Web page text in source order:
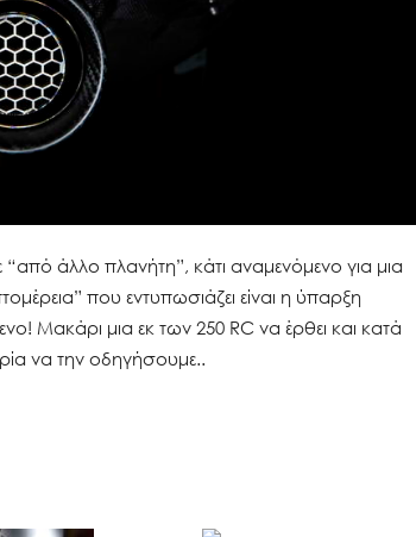
“από άλλο πλανήτη”, κάτι αναμενόμενο για μια
που εντυπωσιάζει είναι η ύπαρξη
Μακάρι μια εκ των 250 RC να έρθει και κατά
να την οδηγήσουμε..